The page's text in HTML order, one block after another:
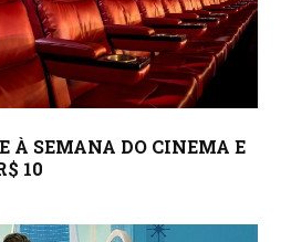
À SEMANA DO CINEMA E
10